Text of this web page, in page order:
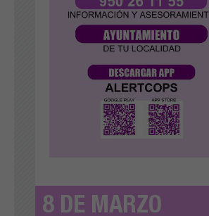
8 DE MARZO